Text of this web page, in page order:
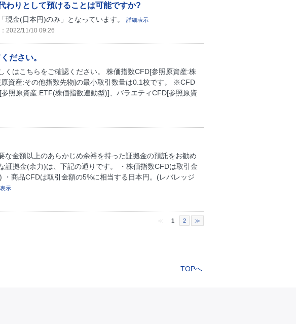
わりとして預けることは可能ですか?
現金(日本円)のみ」となっています。 詳細表示
2022/11/10 09:26
ださい。
くはこちらをご確認ください。 株価指数CFD[参照原資産:株
資産:その他指数先物]の最小取引数量は0.1枚です。 ※CFD
照原資産:ETF(株価指数連動型)]、バラエティCFD[参照原資
金額以上のあらかじめ余裕を持った証拠金の預託をお勧め
証拠金(余力)は、下記の通りです。 ・株価指数CFDは取引金
商品CFDは取引金額の5%に相当する日本円。(レバレッジ
示
1 2 ≫
TOPへ